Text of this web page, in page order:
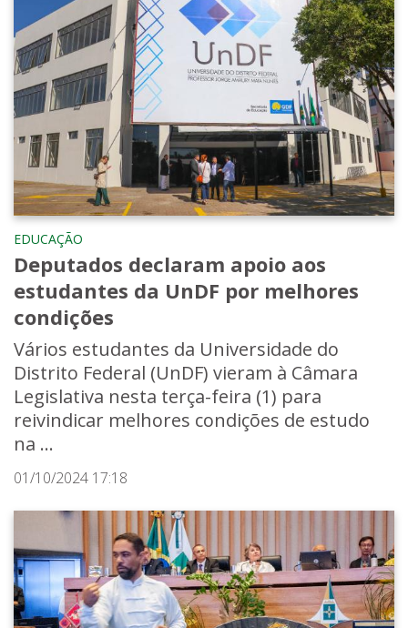
EDUCAÇÃO
Deputados declaram apoio aos
estudantes da UnDF por melhores
condições
Vários estudantes da Universidade do
Distrito Federal (UnDF) vieram à Câmara
Legislativa nesta terça-feira (1) para
reivindicar melhores condições de estudo
na ...
01/10/2024 17:18